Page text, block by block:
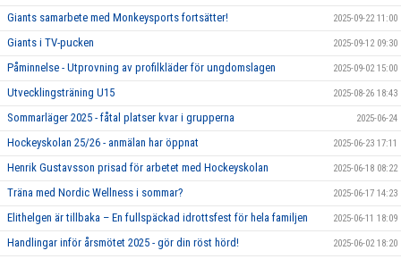
Giants samarbete med Monkeysports fortsätter! 2025-09-22 11:00
Giants i TV-pucken 2025-09-12 09:30
Påminnelse - Utprovning av profilkläder för ungdomslagen 2025-09-02 15:00
Utvecklingsträning U15 2025-08-26 18:43
Sommarläger 2025 - fåtal platser kvar i grupperna 2025-06-24
Hockeyskolan 25/26 - anmälan har öppnat 2025-06-23 17:11
Henrik Gustavsson prisad för arbetet med Hockeyskolan 2025-06-18 08:22
Träna med Nordic Wellness i sommar? 2025-06-17 14:23
Elithelgen är tillbaka – En fullspäckad idrottsfest för hela familjen 2025-06-11 18:09
Handlingar inför årsmötet 2025 - gör din röst hörd! 2025-06-02 18:20